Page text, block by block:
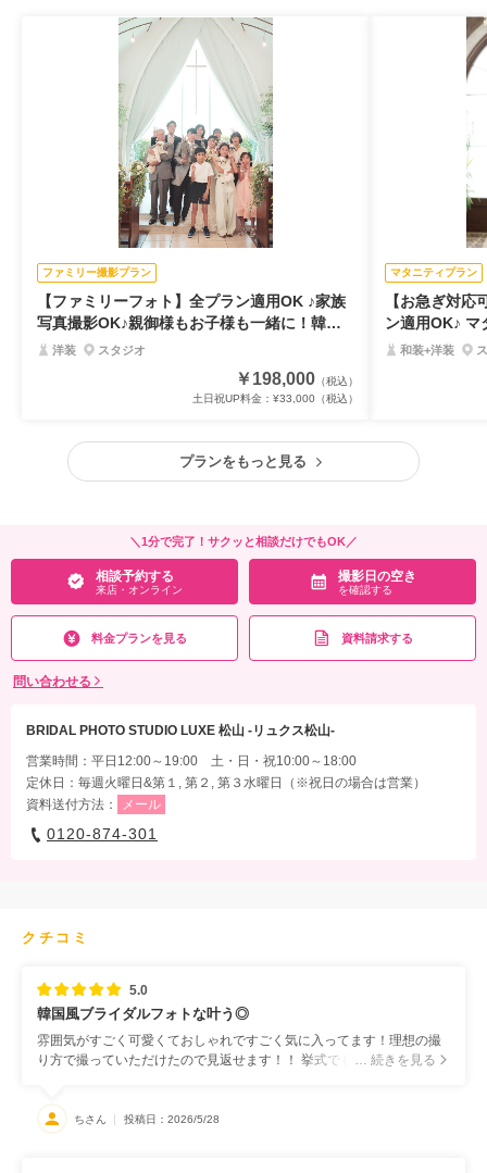
ファミリー撮影プラン
【ファミリーフォト】全プラン適用OK ♪家族
写真撮影OK♪親御様もお子様も一緒に！韓国
での造形美レタッチデータ・アルバム付で安
洋装 スタジオ
￥198,000 （税込）
土日祝UP料金： ¥33,000 （税込）
マタニティプラン
【お急ぎ対応
ン適用OK♪ マ
裳・追加料金
和装+洋装
プランをもっと見る
＼1分で完了！サクッと相談だけでもOK／
相談予約する
来店・オンライン
撮影日の空き
を確認する
料金プランを見る 資料請求する
問い合わせる
BRIDAL PHOTO STUDIO LUXE 松山 -リュクス松山-
営業時間：平日12:00～19:00 土・日・祝10:00～18:00
定休日：毎週火曜日&第１, 第２, 第３水曜日（※祝日の場合は営業）
資料送付方法：
メール
0120-874-301
クチコミ
5.0
韓国風ブライダルフォトな叶う◎
雰囲気がすごく可愛くておしゃれですごく気に入ってます！理想の撮
り方で撮っていただけたので見返せます！！ 挙式でも撮れたのですご
… 続きを見る
ちさん 投稿日：2026/5/28